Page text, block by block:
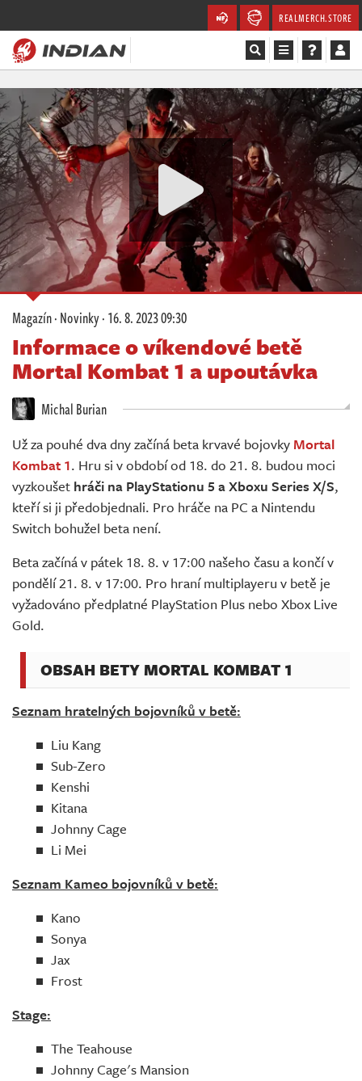
REALMERCH.STORE
Magazín
Recenze
Videa
Soutěže
Databáze
Komunita
Redakce
Živě
Magazín·Novinky·16. 8. 2023 09:30
Informace o víkendové betě
Mortal Kombat 1 a upoutávka
Michal Burian
Už za pouhé dva dny začíná beta krvavé bojovky Mortal
Kombat 1. Hru si v období od 18. do 21. 8. budou moci
vyzkoušet hráči na PlayStationu 5 a Xboxu Series X/S,
kteří si ji předobjednali. Pro hráče na PC a Nintendu
Switch bohužel beta není.
Beta začíná v pátek 18. 8. v 17:00 našeho času a končí v
pondělí 21. 8. v 17:00. Pro hraní multiplayeru v betě je
vyžadováno předplatné PlayStation Plus nebo Xbox Live
Gold.
OBSAH BETY MORTAL KOMBAT 1
Seznam hratelných bojovníků v betě:
Liu Kang
Sub-Zero
Kenshi
Kitana
Johnny Cage
Li Mei
Seznam Kameo bojovníků v betě:
Kano
Sonya
Jax
Frost
Stage:
The Teahouse
Johnny Cage's Mansion